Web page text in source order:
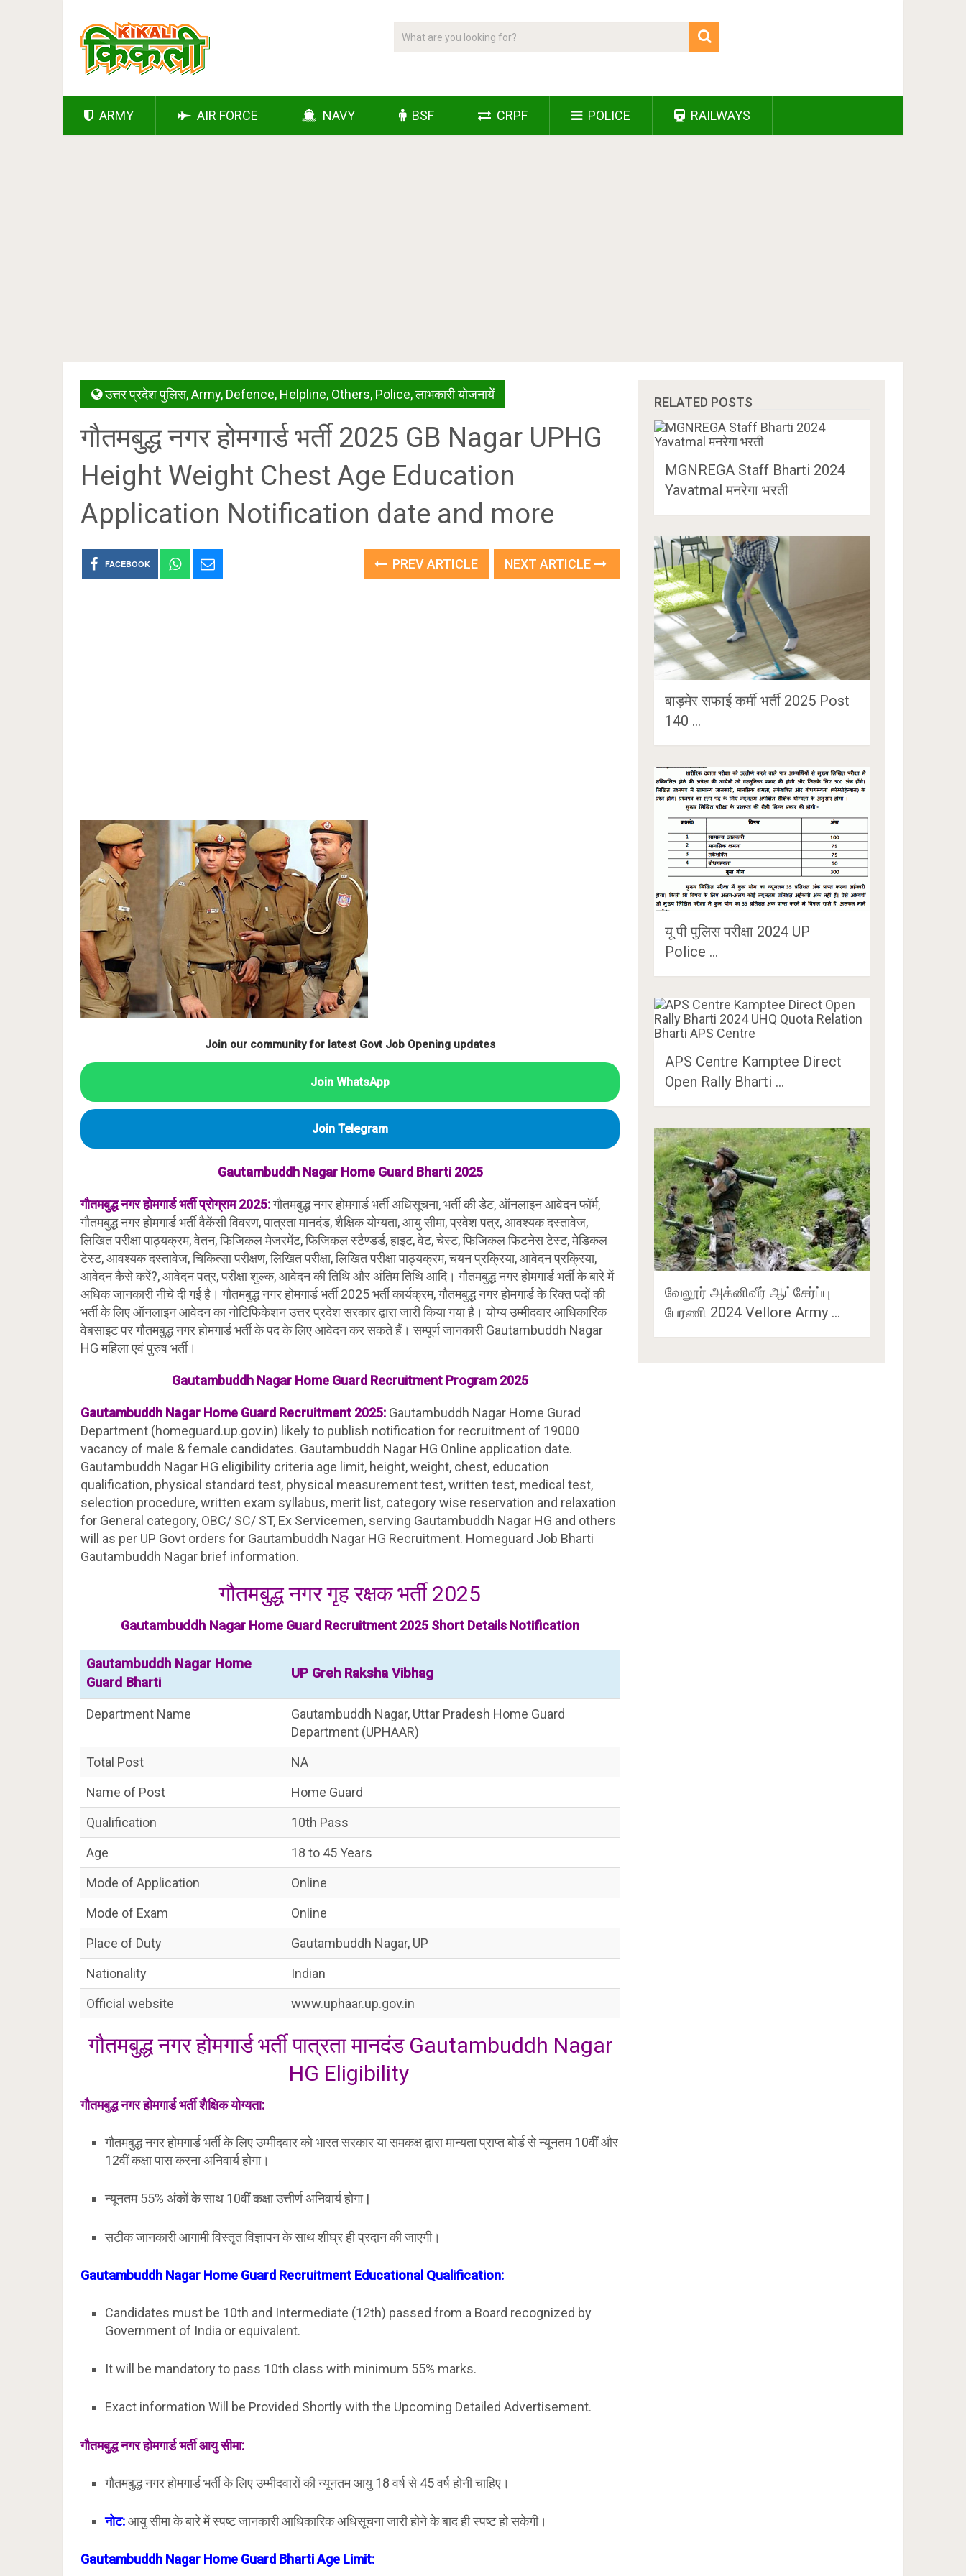
ARMY AIR FORCE NAVY BSF CRPF POLICE RAILWAYS
उत्तर प्रदेश पुलिस,Army, Defence, Helpline, Others, Police,लाभकारी योजनायें
गौतमबुद्ध नगर होमगार्ड भर्ती 2025 GB Nagar UPHG
Height Weight Chest Age Education
Application Notification date and more
FACEBOOK PREV ARTICLE NEXT ARTICLE
Join our community for latest Govt Job Opening updates
Join WhatsApp
Join Telegram
Gautambuddh NagarHome Guard Bharti 2025
गौतमबुद्ध नगरहोमगार्ड भर्ती प्रोग्राम 2025:गौतमबुद्ध नगर होमगार्ड भर्ती अधिसूचना, भर्ती की डेट, ऑनलाइन आवेदन फॉर्म,
गौतमबुद्ध नगर होमगार्ड भर्ती वैकेंसी विवरण, पात्रता मानदंड, शैक्षिक योग्यता, आयु सीमा, प्रवेश पत्र, आवश्यक दस्तावेज,
लिखित परीक्षा पाठ्यक्रम, वेतन, फिजिकल मेजरमेंट, फिजिकल स्टैण्डर्ड, हाइट, वेट, चेस्ट, फिजिकल फिटनेस टेस्ट, मेडिकल
टेस्ट, आवश्यक दस्तावेज, चिकित्सा परीक्षण, लिखित परीक्षा, लिखित परीक्षा पाठ्यक्रम, चयन प्रक्रिया, आवेदन प्रक्रिया,
आवेदन कैसे करें?, आवेदन पत्र, परीक्षा शुल्क, आवेदन की तिथि और अंतिम तिथि आदि। गौतमबुद्ध नगर होमगार्ड भर्ती के बारे में
अधिक जानकारी नीचे दी गई है। गौतमबुद्ध नगर होमगार्ड भर्ती 2025 भर्ती कार्यक्रम, गौतमबुद्ध नगर होमगार्ड के रिक्त पदों की
भर्ती के लिए ऑनलाइन आवेदन का नोटिफिकेशन उत्तर प्रदेश सरकार द्वारा जारी किया गया है। योग्य उम्मीदवार आधिकारिक
वेबसाइट पर गौतमबुद्ध नगर होमगार्ड भर्ती के पद के लिए आवेदन कर सकते हैं। सम्पूर्ण जानकारी Gautambuddh Nagar
HG महिला एवं पुरुष भर्ती।
Gautambuddh Nagar Home Guard Recruitment Program 2025
Gautambuddh Nagar Home Guard Recruitment 2025: Gautambuddh Nagar Home Gurad
Department (homeguard.up.gov.in) likely to publish notification for recruitment of 19000
vacancy of male & female candidates. Gautambuddh Nagar HG Online application date.
Gautambuddh Nagar HG eligibility criteria age limit, height, weight, chest, education
qualification, physical standard test, physical measurement test, written test, medical test,
selection procedure, written exam syllabus, merit list, category wise reservation and relaxation
for General category, OBC/ SC/ ST, Ex Servicemen, serving Gautambuddh Nagar HG and others
will as per UP Govt orders for Gautambuddh Nagar HG Recruitment. Homeguard Job Bharti
Gautambuddh Nagar brief information.
गौतमबुद्ध नगर गृह रक्षक भर्ती 2025
Gautambuddh Nagar Home Guard Recruitment 2025 Short Details Notification
Gautambuddh Nagar Home
Guard Bharti
UP Greh Raksha Vibhag
Department Name
Gautambuddh Nagar, Uttar Pradesh Home Guard
Department (UPHAAR)
Total Post
NA
Name of Post
Home Guard
Qualification
10th Pass
Age
18 to 45 Years
Mode of Application
Online
Mode of Exam
Online
Place of Duty
Gautambuddh Nagar, UP
Nationality
Indian
Official website
www.uphaar.up.gov.in
गौतमबुद्ध नगर होमगार्ड भर्ती पात्रता मानदंड Gautambuddh Nagar
HG Eligibility
गौतमबुद्ध नगरहोमगार्ड भर्ती शैक्षिक योग्यता:
गौतमबुद्ध नगर होमगार्ड भर्ती के लिए उम्मीदवार को भारत सरकार या समकक्ष द्वारा मान्यता प्राप्त बोर्ड से न्यूनतम 10वीं और
12वीं कक्षा पास करना अनिवार्य होगा।
न्यूनतम 55% अंकों के साथ 10वीं कक्षा उत्तीर्ण अनिवार्य होगा |
सटीक जानकारी आगामी विस्तृत विज्ञापन के साथ शीघ्र ही प्रदान की जाएगी।
Gautambuddh Nagar Home Guard Recruitment Educational Qualification:
Candidates must be 10th and Intermediate (12th) passed from a Board recognized by
Government of India or equivalent.
It will be mandatory to pass 10th class with minimum 55% marks.
Exact information Will be Provided Shortly with the Upcoming Detailed Advertisement.
गौतमबुद्ध नगरहोमगार्ड भर्ती आयु सीमा:
गौतमबुद्ध नगर होमगार्ड भर्ती के लिए उम्मीदवारों की न्यूनतम आयु 18 वर्ष से 45 वर्ष होनी चाहिए।
नोट:आयु सीमा के बारे में स्पष्ट जानकारी आधिकारिक अधिसूचना जारी होने के बाद ही स्पष्ट हो सकेगी।
Gautambuddh Nagar Home Guard Bharti Age Limit:
RELATED POSTS
MGNREGA Staff Bharti 2024
Yavatmal मनरेगा भरती
बाड़मेर सफाई कर्मी भर्ती 2025 Post
140 …
यू पी पुलिस परीक्षा 2024 UP
Police …
APS Centre Kamptee Direct
Open Rally Bharti …
வேலூர் அக்னிவீர் ஆட்சேர்ப்பு
பேரணி 2024 Vellore Army …